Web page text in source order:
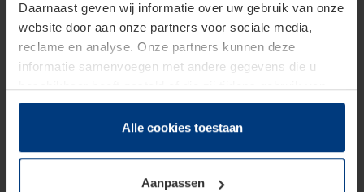
Daarnaast geven wij informatie over uw gebruik van onze
website door aan onze partners voor sociale media,
reclame en analyse. Onze partners kunnen deze
informatie samenvoegen met andere gegevens die u
hun diensten hebben verzameld.
Juridisch hebben wij het recht om cookies op uw
van deze pagina's absoluut vereist is. Voor alle andere
soorten cookies is uw toestemming benodigd. Uw
Alle cookies toestaan
Aanpassen